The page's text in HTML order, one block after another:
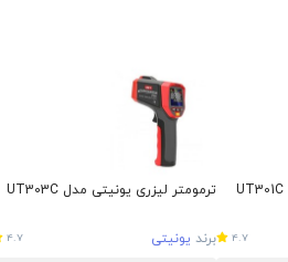
4.7
ترمومتر لیزری یونیتی مدل UT303C
برند یونیتی 4.7